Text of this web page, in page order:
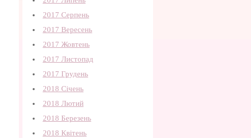
2017 Серпень
2017 Вересень
2017 Жовтень
2017 Листопад
2017 Грудень
2018 Січень
2018 Лютий
2018 Березень
2018 Квітень